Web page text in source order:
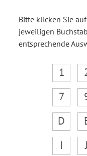
Bitte klicken Sie
jeweiligen
entsprechende
1
7
D
I
J